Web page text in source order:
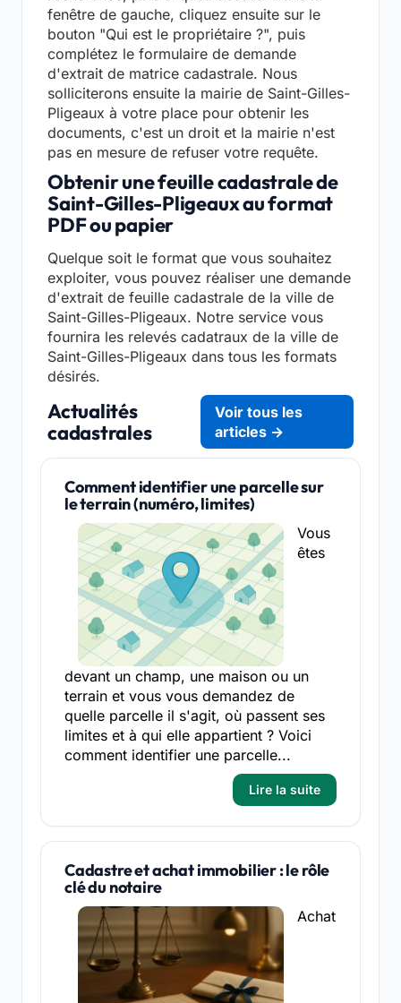
fenêtre de gauche, cliquez ensuite sur le
bouton "Qui est le propriétaire ?", puis
complétez le formulaire de demande
d'extrait de matrice cadastrale. Nous
solliciterons ensuite la mairie de Saint-Gilles-
Pligeaux à votre place pour obtenir les
documents, c'est un droit et la mairie n'est
pas en mesure de refuser votre requête.
Obtenir une feuille cadastrale de
Saint-Gilles-Pligeaux au format
PDF ou papier
Quelque soit le format que vous souhaitez
exploiter, vous pouvez réaliser une demande
d'extrait de feuille cadastrale de la ville de
Saint-Gilles-Pligeaux. Notre service vous
fournira les relevés cadatraux de la ville de
Saint-Gilles-Pligeaux dans tous les formats
désirés.
Actualités
cadastrales
Voir tous les
articles →
Comment identifier une parcelle sur
le terrain (numéro, limites)
Vous
êtes
devant un champ, une maison ou un
terrain et vous vous demandez de
quelle parcelle il s'agit, où passent ses
limites et à qui elle appartient ? Voici
comment identifier une parcelle...
Lire la suite
Cadastre et achat immobilier : le rôle
clé du notaire
Achat